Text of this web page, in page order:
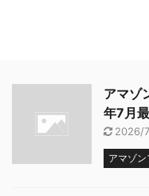
アマゾ
年7月
2026/
アマゾ